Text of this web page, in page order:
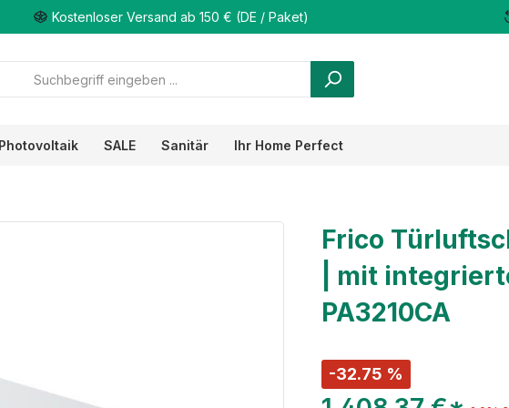
Kostenloser Versand ab 150 € (DE / Paket)
Photovoltaik SALE Sanitär Ihr Home Perfect
Frico
| mit
PA3210CA
-32.75 %